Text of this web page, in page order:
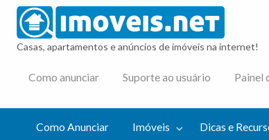
Casas, apartamentos e anúncios de imóveis na internet!
Como anunciar Suporte ao usuário Painel
Como Anunciar Imóveis Dicas e